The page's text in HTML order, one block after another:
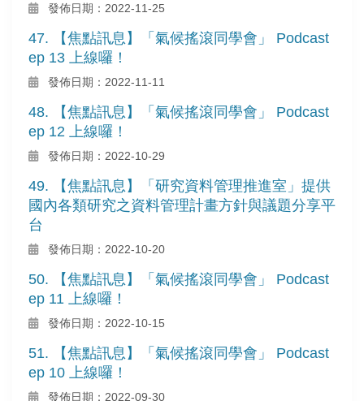
發佈日期：2022-11-25
47. 【焦點訊息】「氣候搖滾同學會」 Podcast
ep 13 上線囉！
發佈日期：2022-11-11
48. 【焦點訊息】「氣候搖滾同學會」 Podcast
ep 12 上線囉！
發佈日期：2022-10-29
49. 【焦點訊息】「研究資料管理推進室」提供
國內各類研究之資料管理計畫方針與議題分享平
台
發佈日期：2022-10-20
50. 【焦點訊息】「氣候搖滾同學會」 Podcast
ep 11 上線囉！
發佈日期：2022-10-15
51. 【焦點訊息】「氣候搖滾同學會」 Podcast
ep 10 上線囉！
發佈日期：2022-09-30